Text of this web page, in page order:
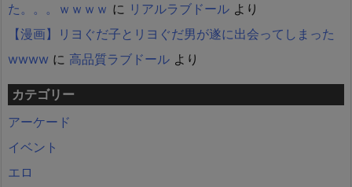
た。。。ｗｗｗｗ に リアルラブドール より
【漫画】リヨぐだ子とリヨぐだ男が遂に出会ってしまった
wwww に 高品質ラブドール より
カテゴリー
アーケード
イベント
エロ